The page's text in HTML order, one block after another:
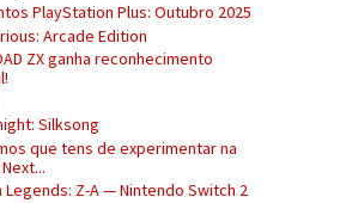
PlayStation Plus: Outubro 2025
Arcade Edition
ZX ganha reconhecimento
Silksong
que tens de experimentar na
Legends: Z-A — Nintendo Switch 2